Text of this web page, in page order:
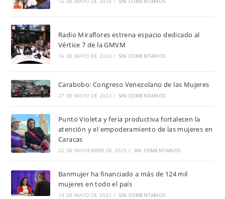
Radio Miraflores estrena espacio dedicado al
Vértice 7 de la GMVM
16 DE MAYO DE 2024 / SIN COMENTARIOS
Carabobo: Congreso Venezolano de las Mujeres
27 DE MAYO DE 2022 / SIN COMENTARIOS
Punto Violeta y feria productiva fortalecen la
atención y el empoderamiento de las mujeres en
Caracas
22 DE NOVIEMBRE DE 2025 / SIN COMENTARIOS
Banmujer ha financiado a más de 124 mil
mujeres en todo el país
14 DE MAYO DE 2022 / SIN COMENTARIOS